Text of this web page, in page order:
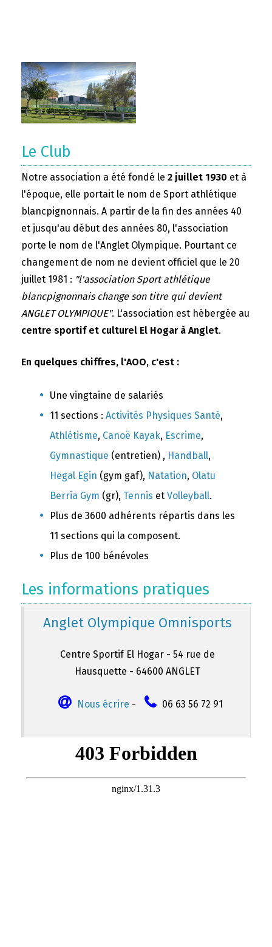
Le Club
Notre association a été fondé le 2 juillet 1930 et à
l'époque, elle portait le nom de Sport athlétique
blancpignonnais. A partir de la fin des années 40
et jusqu'au début des années 80, l'association
porte le nom de l'Anglet Olympique. Pourtant ce
changement de nom ne devient officiel que le 20
juillet 1981 : "l'association Sport athlétique
blancpignonnais change son titre qui devient
ANGLET OLYMPIQUE". L'association est hébergée au
centre sportif et culturel El Hogar à Anglet.
En quelques chiffres, l'AOO, c'est :
Une vingtaine de salariés
11 sections : Activités Physiques Santé,
Athlétisme, Canoë Kayak, Escrime,
Gymnastique (entretien) , Handball,
Hegal Egin (gym gaf), Natation, Olatu
Berria Gym (gr), Tennis et Volleyball.
Plus de 3600 adhérents répartis dans les
11 sections qui la composent.
Plus de 100 bénévoles
Les informations pratiques
Anglet Olympique Omnisports
Centre Sportif El Hogar - 54 rue de
Hausquette - 64600 ANGLET
Nous écrire - 06 63 56 72 91